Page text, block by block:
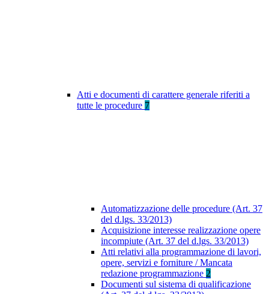
Atti e documenti di carattere generale riferiti a
tutte le procedure 7
Automatizzazione delle procedure (Art. 37
del d.lgs. 33/2013)
Acquisizione interesse realizzazione opere
incompiute (Art. 37 del d.lgs. 33/2013)
Atti relativi alla programmazione di lavori,
opere, servizi e forniture / Mancata
redazione programmazione 2
Documenti sul sistema di qualificazione